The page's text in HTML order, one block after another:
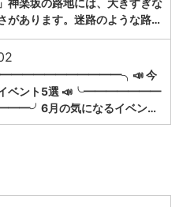
があります。迷路のような路…
今
イベント5選 📣╰━━━━━━━
月の気になるイベン…